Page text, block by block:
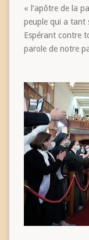
« l’apôtre de la
peuple qui a tant
Espérant contre
parole de notre